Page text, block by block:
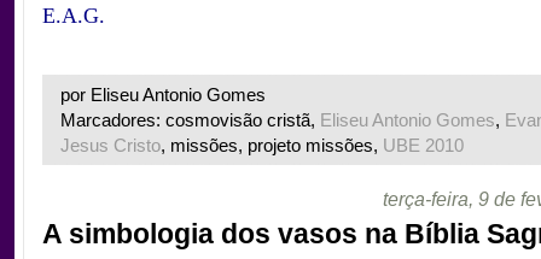
E.A.G.
por Eliseu Antonio Gomes
Marcadores: cosmovisão cristã, Eliseu Antonio Gomes,
Jesus Cristo, missões, projeto missões, UBE 2010
terça-feira, 9 de
A simbologia dos vasos na Bíblia